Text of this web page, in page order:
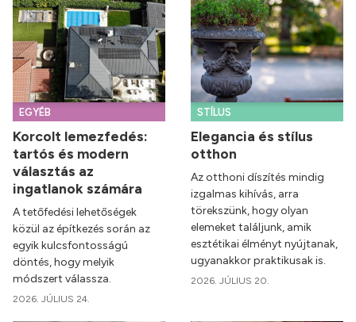
EGYÉB
Korcolt lemezfedés:
tartós és modern
választás az
ingatlanok számára
A tetőfedési lehetőségek
közül az építkezés során az
egyik kulcsfontosságú
döntés, hogy melyik
módszert válassza.
2026. JÚLIUS 24.
STÍLUS
Elegancia és stílus
otthon
Az otthoni díszítés mindig
izgalmas kihívás, arra
törekszünk, hogy olyan
elemeket találjunk, amik
esztétikai élményt nyújtanak,
ugyanakkor praktikusak is.
2026. JÚLIUS 20.